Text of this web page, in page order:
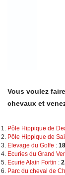
Vous voulez
chevaux et
Pôle Hippique de
Pôle Hippique de
Elevage du Golfe :
Ecuries du Grand
Ecurie Alain Fortin :
Parc du cheval de